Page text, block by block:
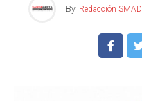
By Redacción SMAD